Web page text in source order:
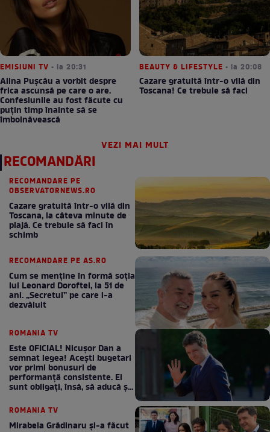
EMISIUNI TV • la 20:31
Alina Pușcău a vorbit despre
frica ascunsă pe care o are.
Confesiunile au fost făcute cu
puțin timp înainte să se
îmbolnăvească
BEAUTY & LIFESTYLE • la 20:08
Cazare gratuită într-o vilă din
Toscana! Ce trebuie să faci
VEZI MAI MULT
RECOMANDĂRI
RECOMANDARE PE
OBSERVATORNEWS.RO
Cazare gratuită într-o vilă din
Toscana, la câteva minute de
plajă. Ce trebuie să faci în
schimb
RECOMANDARE PE AS.RO
Cum se menţine în formă soţia
lui Leonard Doroftei, la 51 de
ani. „Secretul” pe care l-a
dezvăluit
ROMANIA TV
Este OFICIAL! Nicușor Dan a
semnat legea! Acești bugetari
vor primi bonusuri de
performanță consistente. Ei
sunt obligați, însă, să aducă și
ROMANIA TV
Mirabela Grădinaru și-a făcut